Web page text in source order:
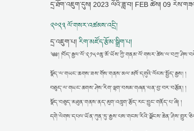
དྲ་ཐོག་འཇུག་དུས། 2023 ལོའི་ཟླ་བ། FEB ཚེས། 09
༢༠༢༣ ལོ་གསར་འཚམས་འདྲི།
དྲ་འཇུག་པ། རིག་མཛོད་རྩོམ་སྒྲིག་པ།
༄༅།
སྣོད་ལ་གཡང་ཆགས་ཟས་གོས་གནས་མལ་མཁོ་དགུའི་ལོངས་སྤྱོད་རྒྱས། །
བཅུད་ལ་གཡང་ཆགས་ཤེས་རིག་ལྷག་བསམ་གཞན་ཕན་བྱ་བར་བརྩོན། །
སྣོད་བཅུད་མཐུན་གནས་ནད་མུག་འཁྲུག་རྩོད་རང་བྱུང་གནོད་པ་ཞི། །